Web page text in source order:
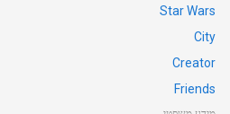
Star Wars
City
Creator
Friends